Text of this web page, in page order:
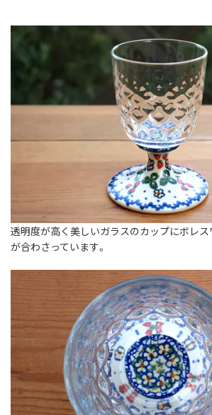
透明度が高く美しいガラスのカップにボレ
が合わさっています。